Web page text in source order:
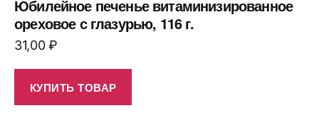
Юбилейное печенье витаминизированное
ореховое с глазурью, 116 г.
31,00₽
КУПИТЬ ТОВАР